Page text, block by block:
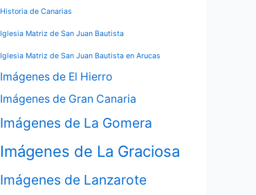
Historia de Canarias
Iglesia Matriz de San Juan Bautista
Iglesia Matriz de San Juan Bautista en Arucas
Imágenes de El Hierro
Imágenes de Gran Canaria
Imágenes de La Gomera
Imágenes de La Graciosa
Imágenes de Lanzarote